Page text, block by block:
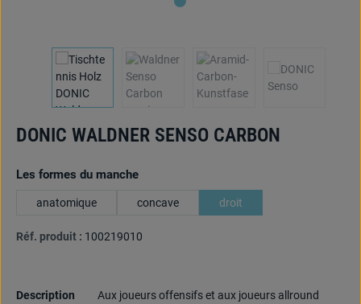
DONIC WALDNER SENSO CARBON
Sélectionnez
Les formes du manche
anatomique concave droit
Réf. produit : 100219010
Description
Aux joueurs offensifs et aux joueurs allround